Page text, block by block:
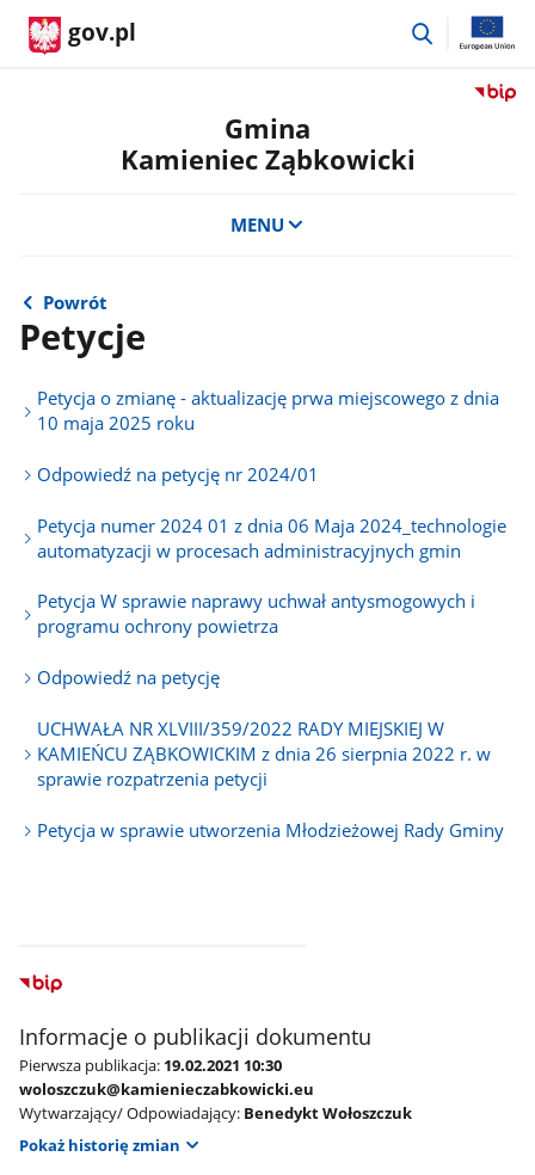
gov.pl
przejdź
Przejdź
Gmina
Kamieniec Ząbkowicki
MENU
Powrót
Petycje
Petycja o zmianę - aktualizację prwa miejscowego z dnia
10 maja 2025 roku
Odpowiedź na petycję nr 2024/01
Petycja numer 2024 01 z dnia 06 Maja 2024_technologie
automatyzacji w procesach administracyjnych gmin
Petycja W sprawie naprawy uchwał antysmogowych i
programu ochrony powietrza
Odpowiedź na petycję
UCHWAŁA NR XLVIII/359/2022 RADY MIEJSKIEJ W
KAMIEŃCU ZĄBKOWICKIM z dnia 26 sierpnia 2022 r. w
sprawie rozpatrzenia petycji
Petycja w sprawie utworzenia Młodzieżowej Rady Gminy
Informacje o publikacji dokumentu
Pierwsza publikacja: 19.02.2021 10:30
woloszczuk@kamienieczabkowicki.eu
Wytwarzający/ Odpowiadający: Benedykt Wołoszczuk
Pokaż historię zmian